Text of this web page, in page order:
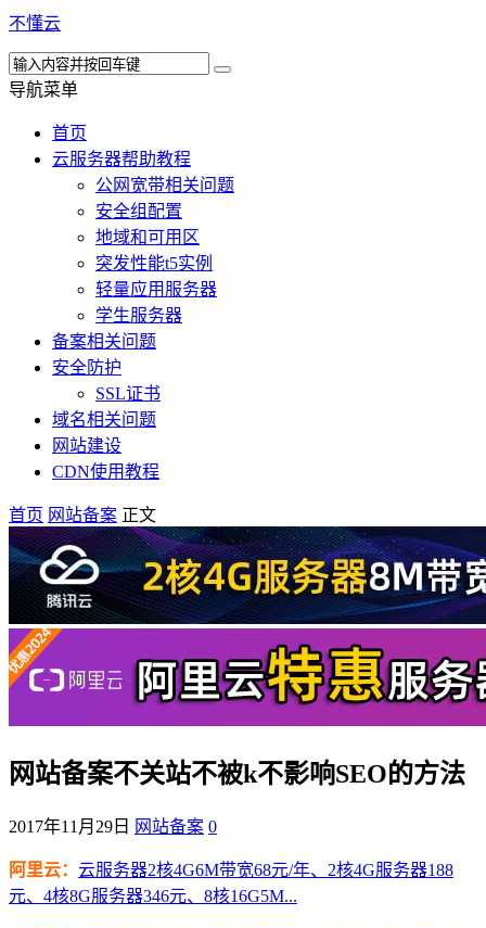
不懂云
导航菜单
首页
云服务器帮助教程
公网宽带相关问题
安全组配置
地域和可用区
突发性能t5实例
轻量应用服务器
学生服务器
备案相关问题
安全防护
SSL证书
域名相关问题
网站建设
CDN使用教程
首页 网站备案 正文
网站备案不关站不被k不影响SEO的方法
2017年11月29日 网站备案 0
阿里云： 云服务器2核4G6M带宽68元/年、2核4G服务器188
元、4核8G服务器346元、8核16G5M...